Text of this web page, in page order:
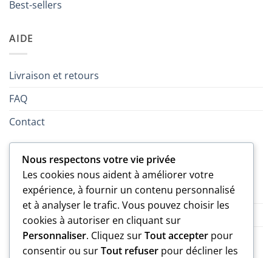
Best-sellers
AIDE
Livraison et retours
FAQ
Contact
LÉGAL
Politique de confidentialité
Mentions légales
Nous respectons votre vie privée
Les cookies nous aident à améliorer votre
expérience, à fournir un contenu personnalisé
et à analyser le trafic. Vous pouvez choisir les
cookies à autoriser en cliquant sur
Personnaliser. Cliquez surTout accepter pour
consentir ou surTout refuser pour décliner les